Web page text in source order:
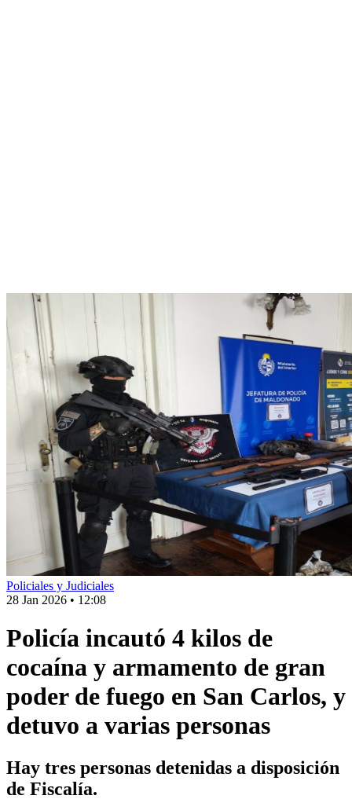
Policiales y Judiciales
28 Jan 2026 • 12:08
Policía incautó 4 kilos de
cocaína y armamento de gran
poder de fuego en San Carlos, y
detuvo a varias personas
Hay tres personas detenidas a disposición
de Fiscalía.